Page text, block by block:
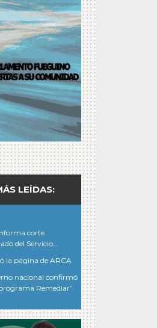
LEÍDAS:
corte
del Servicio…
la página de ARCA
nacional confirmó
Remediar”